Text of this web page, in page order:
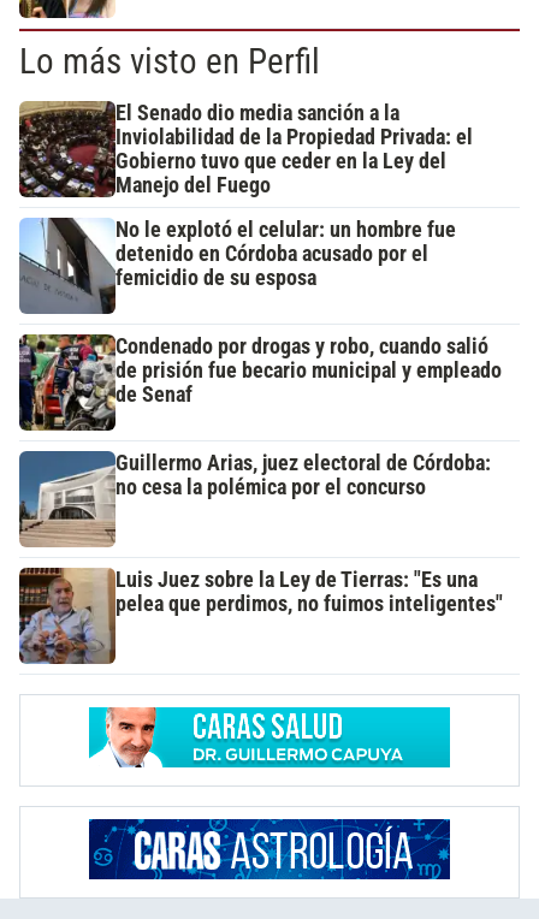
Lo más visto en Perfil
El Senado dio media sanción a la
Inviolabilidad de la Propiedad Privada: el
Gobierno tuvo que ceder en la Ley del
Manejo del Fuego
No le explotó el celular: un hombre fue
detenido en Córdoba acusado por el
femicidio de su esposa
Condenado por drogas y robo, cuando salió
de prisión fue becario municipal y empleado
de Senaf
Guillermo Arias, juez electoral de Córdoba:
no cesa la polémica por el concurso
Luis Juez sobre la Ley de Tierras: "Es una
pelea que perdimos, no fuimos inteligentes"